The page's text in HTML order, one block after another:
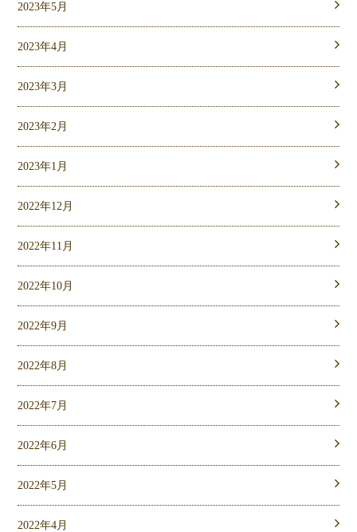
2023年5月
2023年4月
2023年3月
2023年2月
2023年1月
2022年12月
2022年11月
2022年10月
2022年9月
2022年8月
2022年7月
2022年6月
2022年5月
2022年4月